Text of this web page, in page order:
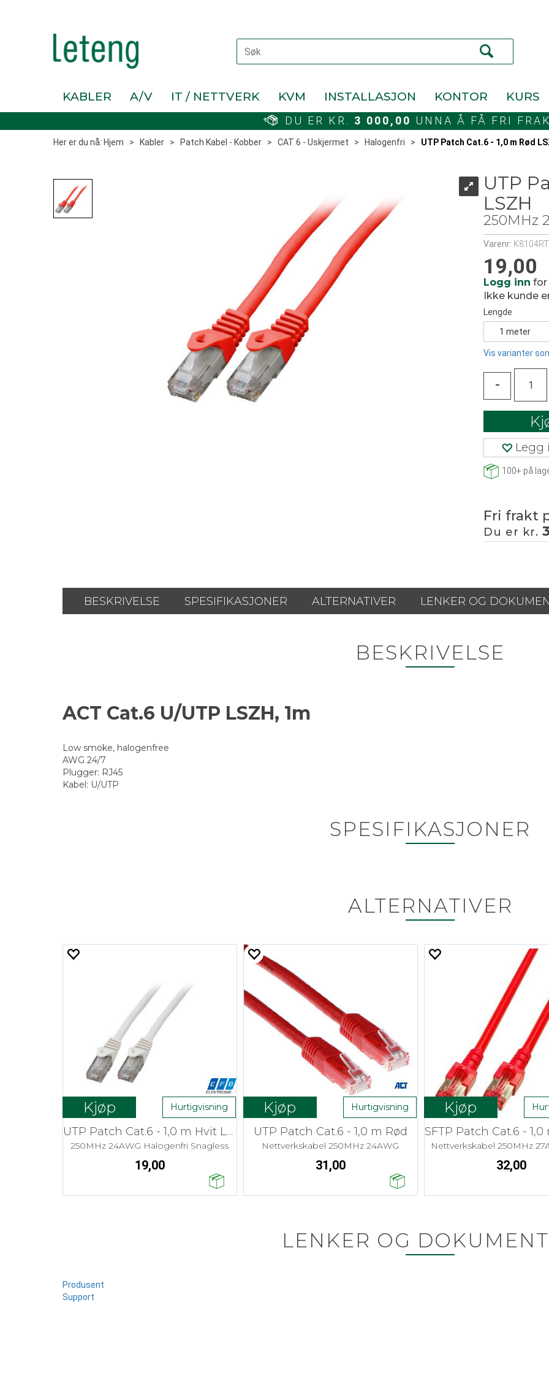
KABLER A/V IT / NETTVERK KVM INSTALLASJON KONTOR KURS
DU ER KR. 3 000,00 UNNA Å FÅ FRI
Her er du nå: Hjem > Kabler > Patch Kabel - Kobber > CAT 6 - Uskjermet > Halogenfri > UTP Patch Cat.6 - 1,0 m Rød
UTP
LSZH
250MHz
Varenr:
19,00
Logg inn for
Ikke kunde
Lengde
1 meter
Vis varianter
-
Legg
100+ på
Fri frakt
Du er kr.
BESKRIVELSE SPESIFIKASJONER ALTERNATIVER LENKER OG
BESKRIVELSE
ACT Cat.6 U/UTP LSZH, 1m
Low smoke, halogenfree
AWG 24/7
Plugger: RJ45
Kabel: U/UTP
SPESIFIKASJONER
ALTERNATIVER
Kjøp Hurtigvisning
UTP Patch Cat.6 - 1,0 m Hvit LSZH
250MHz 24AWG Halogenfri Snagless
19,00
Kjøp Hurtigvisning
UTP Patch Cat.6 - 1,0 m Rød
Nettverkskabel 250MHz 24AWG
31,00
Kjøp
Nettverkskabel 250MHz
32,00
LENKER OG
Produsent
Support